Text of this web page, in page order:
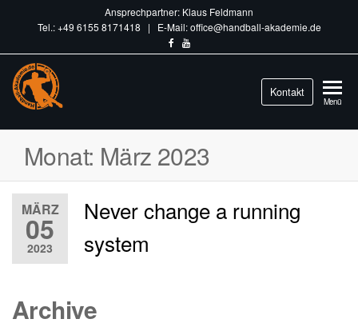
Ansprechpartner: Klaus Feldmann
Tel.: +49 6155 8171418 | E-Mail: office@handball-akademie.de
Akademie.de
Kontakt
Menü
Monat: März 2023
MÄRZ
05
2023
Never change a running
system
Archive